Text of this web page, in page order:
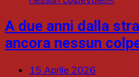
A due anni dalla
ancora nessun
15 Aprile 2026